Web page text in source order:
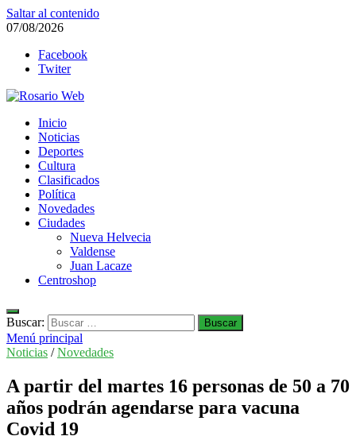
Saltar al contenido
07/08/2026
Facebook
Twiter
Rosario Web
Todas la noticias de Rosario y la zona
Inicio
Noticias
Deportes
Cultura
Clasificados
Política
Novedades
Ciudades
Nueva Helvecia
Valdense
Juan Lacaze
Centroshop
Buscar:
Menú principal
Noticias /Novedades
A partir del martes 16 personas de 50 a 70
años podrán agendarse para vacuna
Covid 19